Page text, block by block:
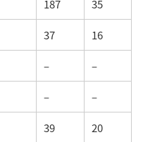
187 35
37 16
– –
– –
39 20